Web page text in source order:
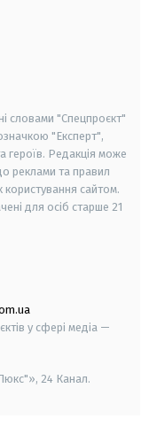
словами "Спецпроєкт"
"Експерт",
героїв. Редакція може
реклами та правил
сайтом.
для осіб старше 21
у сфері медіа —
24 Канал.